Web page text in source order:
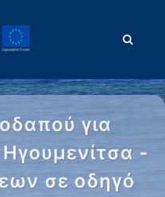
για
-
σε οδηγό